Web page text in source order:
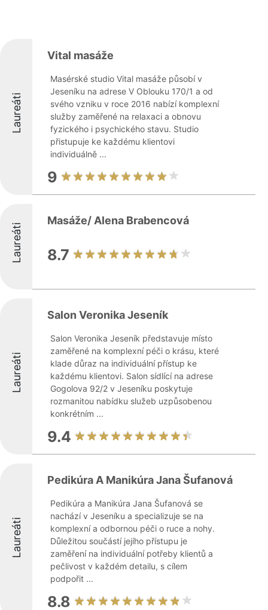
Laureáti
Vital masáže
Masérské studio Vital masáže působí v
Jeseníku na adrese V Oblouku 170/1 a od
svého vzniku v roce 2016 nabízí komplexní
služby zaměřené na relaxaci a obnovu
fyzického i psychického stavu. Studio
přistupuje ke každému klientovi
individuálně ...
9
Laureáti
Masáže/ Alena Brabencová
8.7
Laureáti
Salon Veronika Jeseník
Salon Veronika Jeseník představuje místo
zaměřené na komplexní péči o krásu, které
klade důraz na individuální přístup ke
každému klientovi. Salon sídlící na adrese
Gogolova 92/2 v Jeseníku poskytuje
rozmanitou nabídku služeb uzpůsobenou
konkrétním ...
9.4
Laureáti
Pedikúra A Manikúra Jana Šufanová
Pedikúra a Manikúra Jana Šufanová se
nachází v Jeseníku a specializuje se na
komplexní a odbornou péči o ruce a nohy.
Důležitou součástí jejího přístupu je
zaměření na individuální potřeby klientů a
pečlivost v každém detailu, s cílem
podpořit ...
8.8